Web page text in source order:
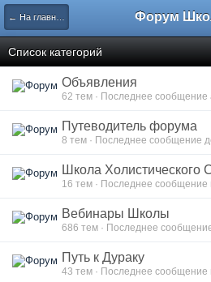
← На главную страницу Форум
Список категорий
Объявления
62 тем · Последнее сообщение
Путеводитель форума
8 тем · Последнее сообщение
Школа Холистического
16 тем · Последнее
Вебинары Школы
686 тем · Последнее
Путь к Дураку
43 тем · Последнее